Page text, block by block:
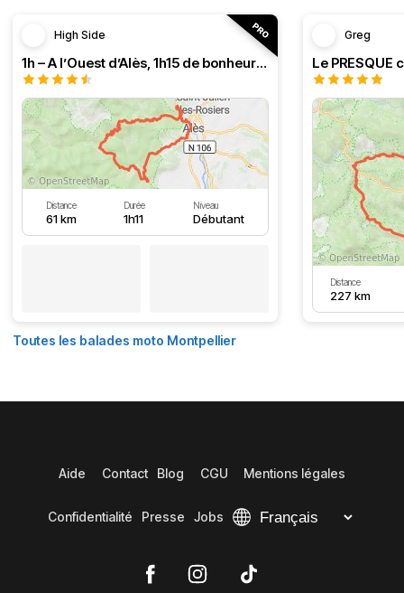
High Side
1h – A l’Ouest d’Alès, 1h15 de bonheur (HSRF23)
Distance
61 km
Durée
1h11
Niveau
Débutant
Greg
Distance
227 km
Toutes les balades moto Montpellier
Aide Contact Blog CGU Mentions légales
Confidentialité Presse Jobs